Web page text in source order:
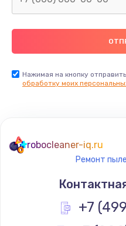
Замена
Замена
от
Нажимая на кнопку
обработку моих
robocleaner-iq.ru
Ремонт
+7